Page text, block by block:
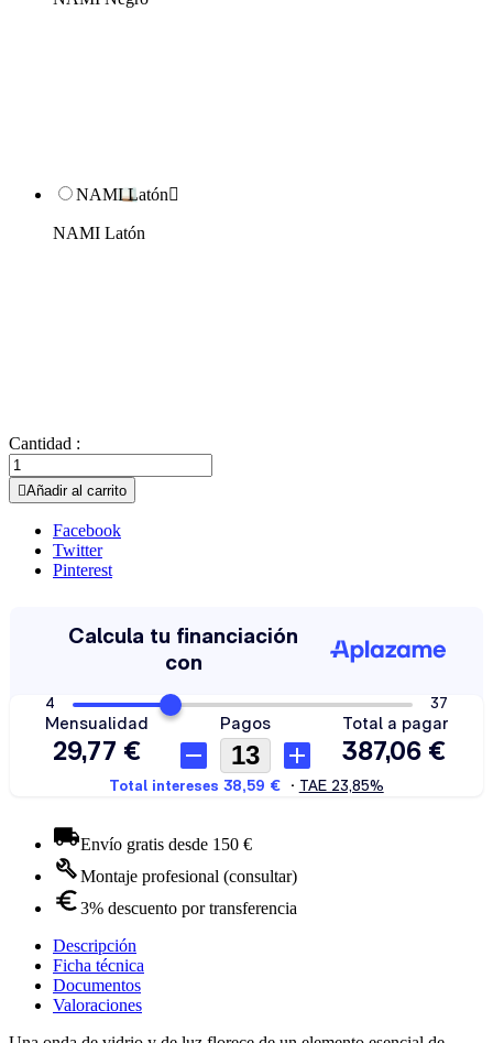
NAMI Latón
NAMI Latón
Cantidad :
Añadir al carrito
Facebook
Twitter
Pinterest
Envío gratis desde 150 €
Montaje profesional (consultar)
3% descuento por transferencia
Descripción
Ficha técnica
Documentos
Valoraciones